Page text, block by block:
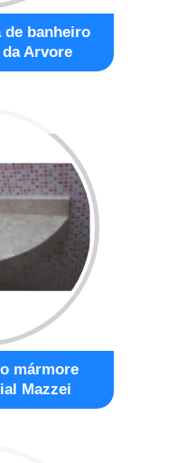
de banheiro
Arvore
mármore
Mazzei